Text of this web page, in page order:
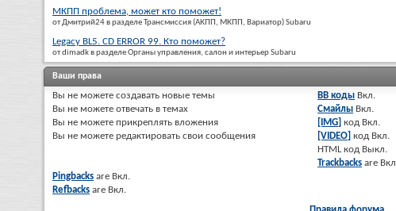
МКПП проблема, может кто поможет!
от Дмитрий24 в разделе Трансмиссия (АКПП, МКПП, Вариатор) Subaru
Legacy BL5. CD ERROR 99. Кто поможет?
от dimadk в разделе Органы управления, салон и интерьер Subaru
Ваши права
Вы не можете создавать новые темы
Вы не можете отвечать в темах
Вы не можете прикреплять вложения
Вы не можете редактировать свои сообщения
BB коды Вкл.
Смайлы Вкл.
[IMG] код Вкл.
[VIDEO] код Вкл.
HTML код Выкл.
Trackbacks are
Pingbacks are Вкл.
Refbacks are Вкл.